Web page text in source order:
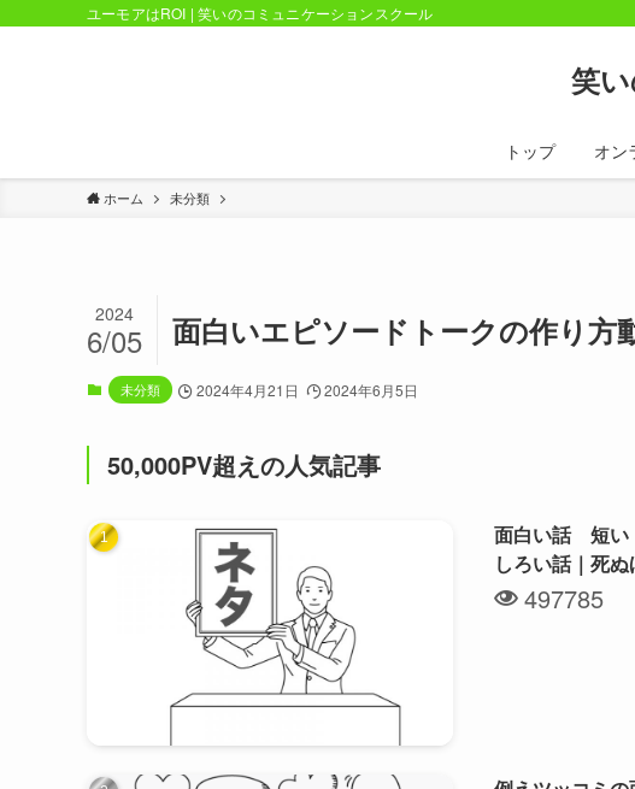
ユーモアはROI | 笑いのコミュニケーションスクール
笑
トップ オン
ホーム 未分類
面白いエピソードトークの作り方
2024
6/05
未分類 2024年4月21日 2024年6月5日
50,000PV超えの人気記事
面白い話 短い
しろい話｜死
497785